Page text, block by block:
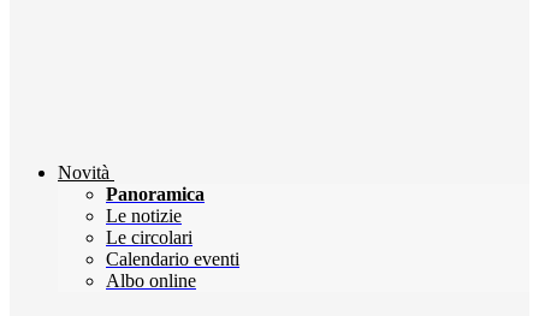
Novità
Panoramica
Le notizie
Le circolari
Calendario eventi
Albo online